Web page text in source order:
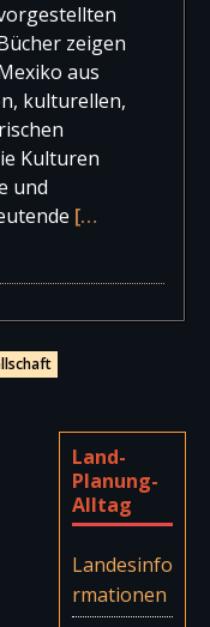
zeigen
aus
kulturellen,
Kulturen
und
[…
Land-
Planung-
Alltag
Landesinfo
rmationen